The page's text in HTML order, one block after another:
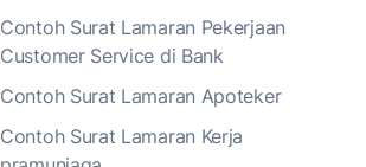
Contoh Surat Lamaran Pekerjaan
Customer Service di Bank
Contoh Surat Lamaran Apoteker
Contoh Surat Lamaran Kerja